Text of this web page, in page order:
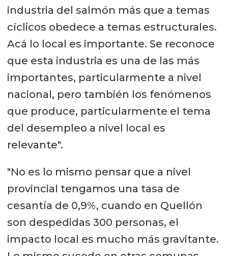
industria del salmón más que a temas
cíclicos obedece a temas estructurales.
Acá lo local es importante. Se reconoce
que esta industria es una de las más
importantes, particularmente a nivel
nacional, pero también los fenómenos
que produce, particularmente el tema
del desempleo a nivel local es
relevante".
"No es lo mismo pensar que a nivel
provincial tengamos una tasa de
cesantía de 0,9%, cuando en Quellón
son despedidas 300 personas, el
impacto local es mucho más gravitante.